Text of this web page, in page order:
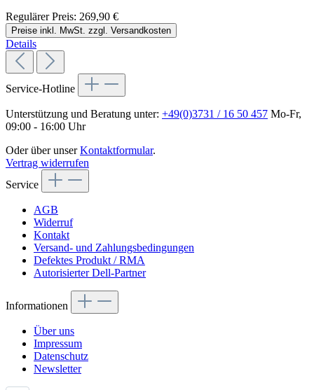
Regulärer Preis: 269,90 €
Preise inkl. MwSt. zzgl. Versandkosten
Details
Service-Hotline
Unterstützung und Beratung unter: +49(0)3731 / 16 50 457 Mo-Fr,
09:00 - 16:00 Uhr
Oder über unserKontaktformular.
Vertrag widerrufen
Service
AGB
Widerruf
Kontakt
Versand- und Zahlungsbedingungen
Defektes Produkt / RMA
Autorisierter Dell-Partner
Informationen
Über uns
Impressum
Datenschutz
Newsletter